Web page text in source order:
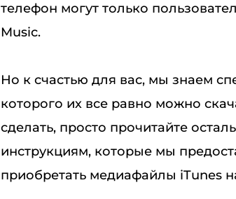
телефон могут только
Music.
Но к счастью для вас, мы знаем
которого их все равно можно
сделать, просто прочитайте
инструкциям, которые мы
приобретать медиафайлы iTunes